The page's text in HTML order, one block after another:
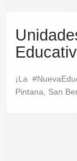
¡La
Pintana, San